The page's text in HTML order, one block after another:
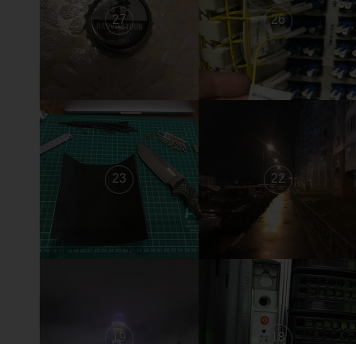
27 26
23 22
19 18